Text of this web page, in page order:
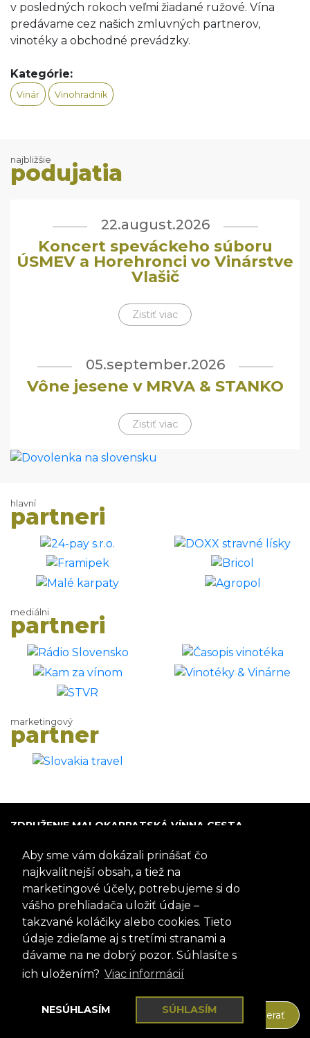
Aby sme vám dokázali prinášať čo
najkvalitnejší obsah, a tiež na
marketingové účely, potrebujeme si do
vášho prehliadača uložiť údaje –
takzvané koláčiky alebo cookies. Tieto
údaje zdieľame aj s tretími stranami a
dávame na ne dobrý pozor. Súhlasíte s
ich uložením? Viac informácií
NESÚHLASÍM SÚHLASÍM
v posledných rokoch veľmi žiadané ružové. Vína
predávame cez našich zmluvných partnerov,
vinotéky a obchodné prevádzky.
Kategórie:
Vinár Vinohradník
najbližšie
podujatia
22.august.2026
Koncert speváckeho súboru
ÚSMEV a Horehronci vo Vinárstve
Vlašič
Zistiť viac
05.september.2026
Vône jesene v MRVA & STANKO
Zistiť viac
hlavní
partneri
mediálni
partneri
marketingový
partner
ZDRUŽENIE MALOKARPATSKÁ VÍNNA CESTA
900 01 Modra
Slovensko
IČO: 317 69 489
DIČ:202 0988 706
+421 905 467 745
mvc@mvc.sk
FACEBOOK
Pozrieť si profil
Odoberať